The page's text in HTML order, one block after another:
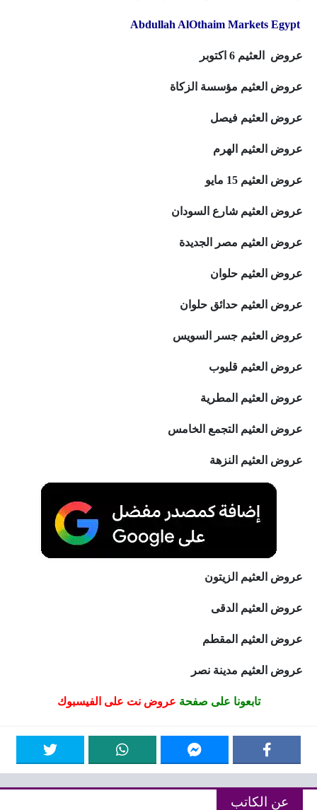
عروض العثيم 6 اكتوبر
عروض العثيم مؤسسة الزكاة
عروض العثيم فيصل
عروض العثيم الهرم
عروض العثيم 15 مايو
عروض العثيم شارع السودان
عروض العثيم مصر الجديدة
عروض العثيم حلوان
عروض العثيم حدائق حلوان
عروض العثيم جسر السويس
عروض العثيم قليوب
عروض العثيم المطرية
عروض العثيم التجمع الخامس
عروض العثيم النزهة
عروض العثيم الزيتون
عروض العثيم الدقى
عروض العثيم المقطم
عروض العثيم مدينة نصر
تابعونا على صفحة عروض نت على الفيسبوك
عن الكاتب